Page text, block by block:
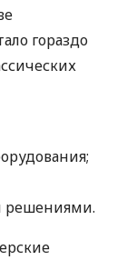
гораздо
решениями.